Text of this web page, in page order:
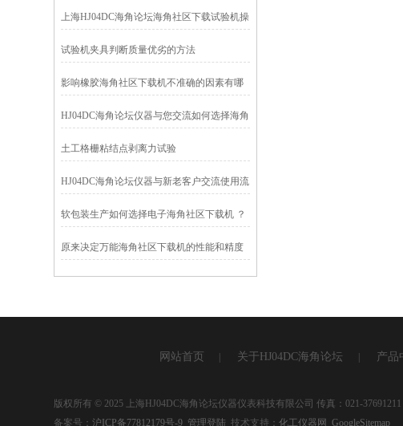
上海HJ04DC海角论坛海角社区下载试验机操
试验机夹具判断质量优劣的方法
影响橡胶海角社区下载机不准确的因素有哪
HJ04DC海角论坛仪器与您交流如何选择海角
土工格栅粘结点剥离力试验
HJ04DC海角论坛仪器与新老客户交流使用流
软包装生产如何选择电子海角社区下载机 ？
原来决定万能海角社区下载机的性能和精度
网站首页 关于HJ04DC海角论坛 产品
版权所有 © 2025 上海HJ04DC海角论坛仪器仪表科技有限公司 传真：021-
备案号：沪ICP备77812179号-9 管理登陆 技术支持：化工仪器网 GoogleSitemap